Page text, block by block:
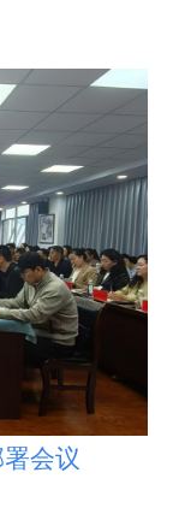
重庆
宁夏
عربى
한국어
会议